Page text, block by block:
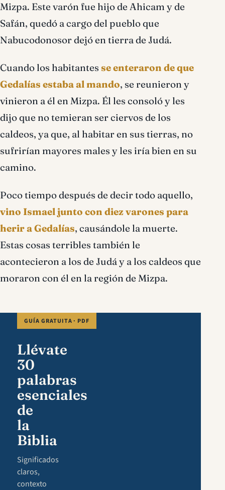
Mizpa. Este varón fue hijo de Ahicam y de
Safán, quedó a cargo del pueblo que
Nabucodonosor dejó en tierra de Judá.
Cuando los habitantes se enteraron de que
Gedalías estaba al mando, se reunieron y
vinieron a él en Mizpa. Él les consoló y les
dijo que no temieran ser ciervos de los
caldeos, ya que, al habitar en sus tierras, no
sufrirían mayores males y les iría bien en su
camino.
Poco tiempo después de decir todo aquello,
vino Ismael junto con diez varones para
herir a Gedalías, causándole la muerte.
Estas cosas terribles también le
acontecieron a los de Judá y a los caldeos que
moraron con él en la región de Mizpa.
GUÍA GRATUITA · PDF
Llévate
30
palabras
esenciales
de
la
Biblia
Significados
claros,
contexto